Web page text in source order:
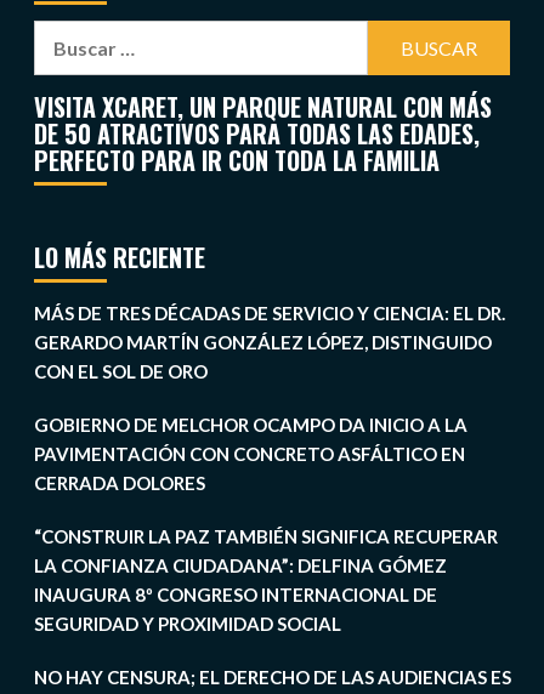
VISITA XCARET, UN PARQUE NATURAL CON MÁS
DE 50 ATRACTIVOS PARA TODAS LAS EDADES,
PERFECTO PARA IR CON TODA LA FAMILIA
LO MÁS RECIENTE
MÁS DE TRES DÉCADAS DE SERVICIO Y CIENCIA: EL DR.
GERARDO MARTÍN GONZÁLEZ LÓPEZ, DISTINGUIDO
CON EL SOL DE ORO
GOBIERNO DE MELCHOR OCAMPO DA INICIO A LA
PAVIMENTACIÓN CON CONCRETO ASFÁLTICO EN
CERRADA DOLORES
“CONSTRUIR LA PAZ TAMBIÉN SIGNIFICA RECUPERAR
LA CONFIANZA CIUDADANA”: DELFINA GÓMEZ
INAUGURA 8º CONGRESO INTERNACIONAL DE
SEGURIDAD Y PROXIMIDAD SOCIAL
NO HAY CENSURA; EL DERECHO DE LAS AUDIENCIAS ES